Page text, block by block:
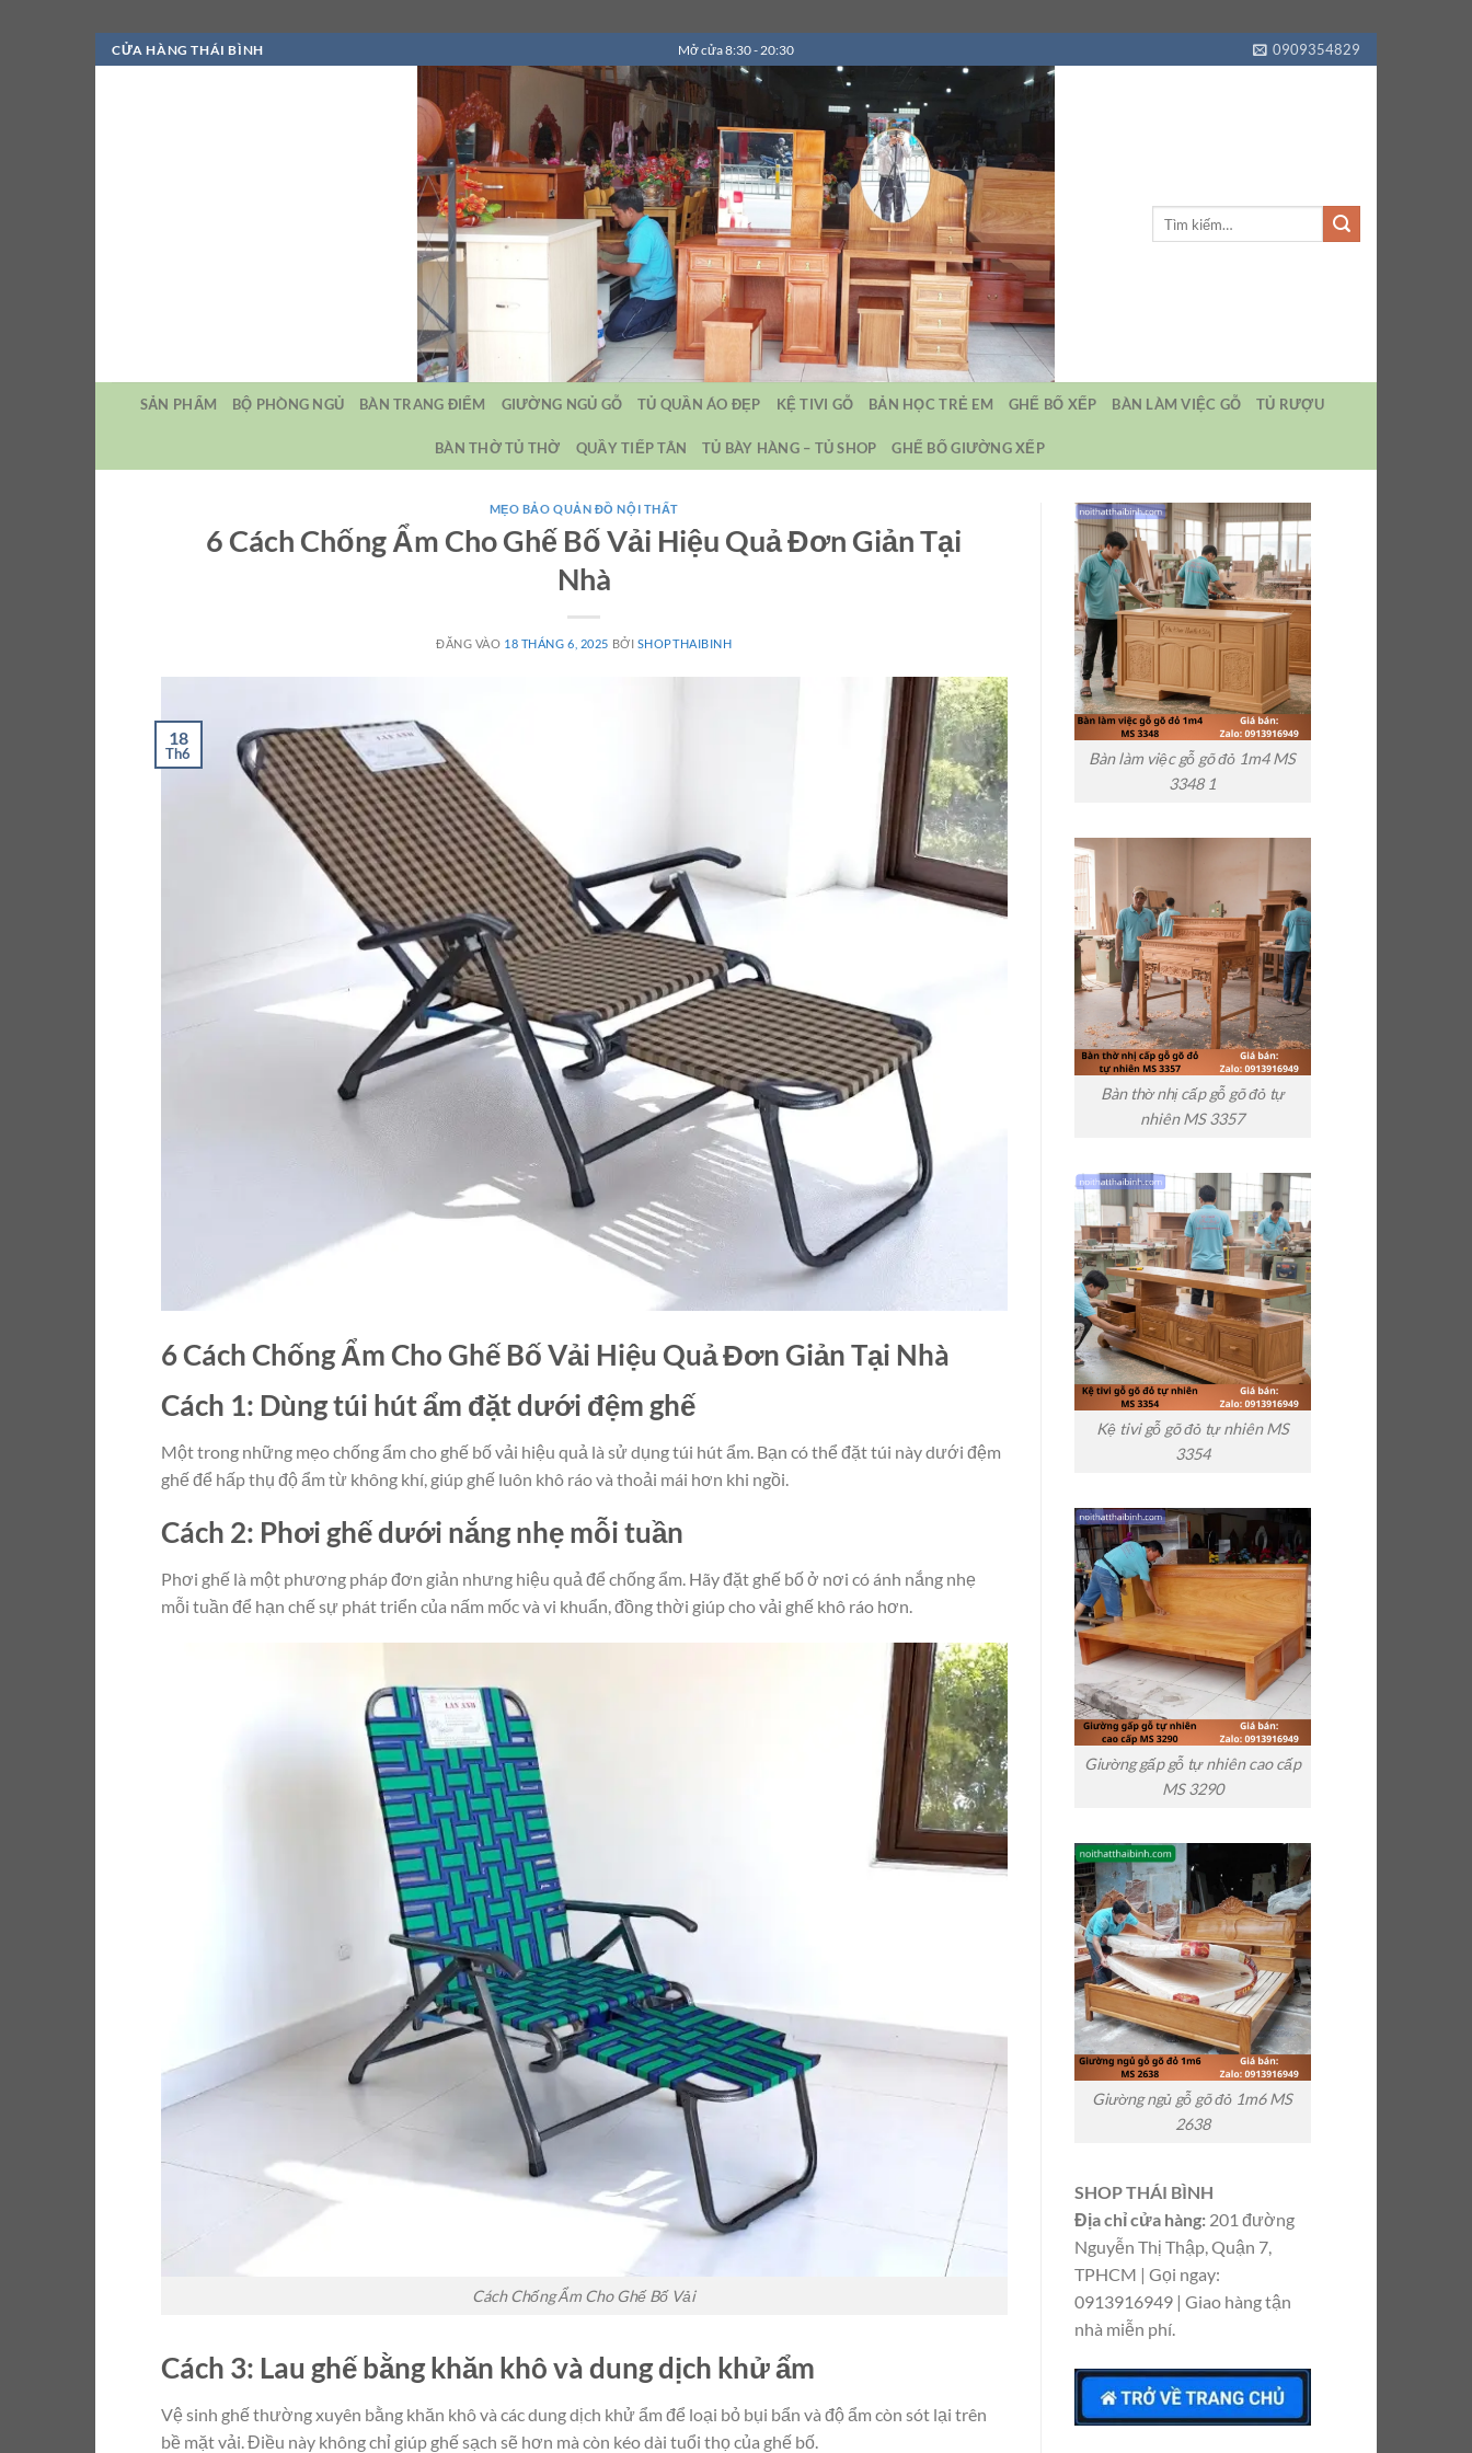
Bỏ
qua
CỬA HÀNG THÁI BÌNH Mở cửa 8:30 - 20:30 0909354829
SẢN PHẨM BỘ PHÒNG NGỦ BÀN TRANG ĐIỂM GIƯỜNG NGỦ GỖ TỦ QUẦN ÁO ĐẸP KỆ TIVI GỖ BẢN HỌC TRẺ EM GHẾ BỐ XẾP BÀN LÀM VIỆC GỖ TỦ RƯỢU
BÀN THỜ TỦ THỜ QUẦY TIẾP TÂN TỦ BÀY HÀNG – TỦ SHOP GHẾ BỐ GIƯỜNG XẾP
MẸO BẢO QUẢN ĐỒ NỘI THẤT
6 Cách Chống Ẩm Cho Ghế Bố Vải Hiệu Quả Đơn Giản Tại
Nhà
ĐĂNG VÀO 18 THÁNG 6, 2025 BỞI SHOPTHAIBINH
18
Th6
6 Cách Chống Ẩm Cho Ghế Bố Vải Hiệu Quả Đơn Giản Tại Nhà
Cách 1: Dùng túi hút ẩm đặt dưới đệm ghế
Một trong những mẹo chống ẩm cho ghế bố vải hiệu quả là sử dụng túi hút ẩm. Bạn có thể đặt túi này dưới đệm
ghế để hấp thụ độ ẩm từ không khí, giúp ghế luôn khô ráo và thoải mái hơn khi ngồi.
Cách 2: Phơi ghế dưới nắng nhẹ mỗi tuần
Phơi ghế là một phương pháp đơn giản nhưng hiệu quả để chống ẩm. Hãy đặt ghế bố ở nơi có ánh nắng nhẹ
mỗi tuần để hạn chế sự phát triển của nấm mốc và vi khuẩn, đồng thời giúp cho vải ghế khô ráo hơn.
Cách Chống Ẩm Cho Ghế Bố Vải
Cách 3: Lau ghế bằng khăn khô và dung dịch khử ẩm
Vệ sinh ghế thường xuyên bằng khăn khô và các dung dịch khử ẩm để loại bỏ bụi bẩn và độ ẩm còn sót lại trên
bề mặt vải. Điều này không chỉ giúp ghế sạch sẽ hơn mà còn kéo dài tuổi thọ của ghế bố.
Bàn làm việc gỗ gõ đỏ 1m4 MS
3348 1
Bàn thờ nhị cấp gỗ gõ đỏ tự
nhiên MS 3357
Kệ tivi gỗ gõ đỏ tự nhiên MS
3354
Giường gấp gỗ tự nhiên cao cấp
MS 3290
Giường ngủ gỗ gõ đỏ 1m6 MS
2638
SHOP THÁI BÌNH
Địa chỉ cửa hàng:201 đường
Nguyễn Thị Thập, Quận 7,
TPHCM | Gọi ngay:
0913916949 | Giao hàng tận
nhà miễn phí.